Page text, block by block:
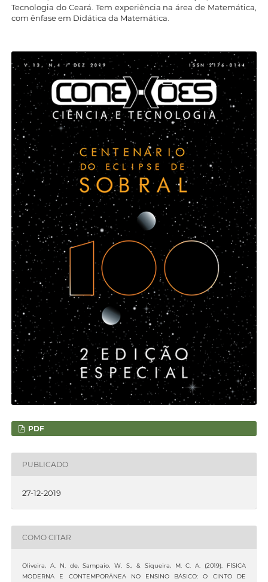
Tecnologia do Ceará. Tem experiência na área de Matemática,
com ênfase em Didática da Matemática.
PDF
PUBLICADO
27-12-2019
COMO CITAR
Oliveira, A. N. de, Sampaio, W. S., & Siqueira, M. C. A. (2019). FÍSICA
MODERNA E CONTEMPORÂNEA NO ENSINO BÁSICO: O CINTO DE